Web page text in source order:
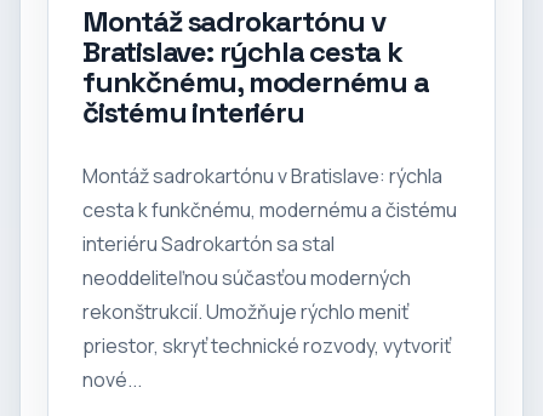
Montáž sadrokartónu v
Bratislave: rýchla cesta k
funkčnému, modernému a
čistému interiéru
Montáž sadrokartónu v Bratislave: rýchla
cesta k funkčnému, modernému a čistému
interiéru Sadrokartón sa stal
neoddeliteľnou súčasťou moderných
rekonštrukcií. Umožňuje rýchlo meniť
priestor, skryť technické rozvody, vytvoriť
nové...